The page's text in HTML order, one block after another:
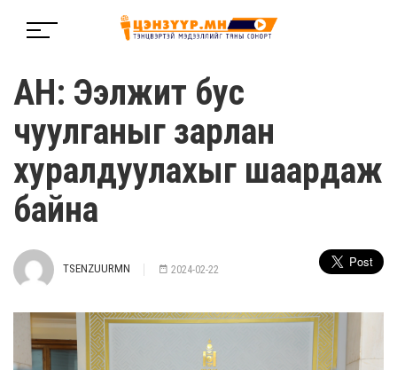
АН: Ээлжит бус
чуулганыг зарлан
хуралдуулахыг шаардаж
байна
TSENZUURMN 2024-02-22